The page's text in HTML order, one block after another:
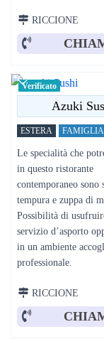
RICCIONE
Verificato
Azuki
ESTERA FAMIGLIA
Le specialità che
in questo ristorante
contemporaneo sono
tempura e zuppa di
Possibilità di
servizio d’asporto
in un ambiente
professionale.
RICCIONE